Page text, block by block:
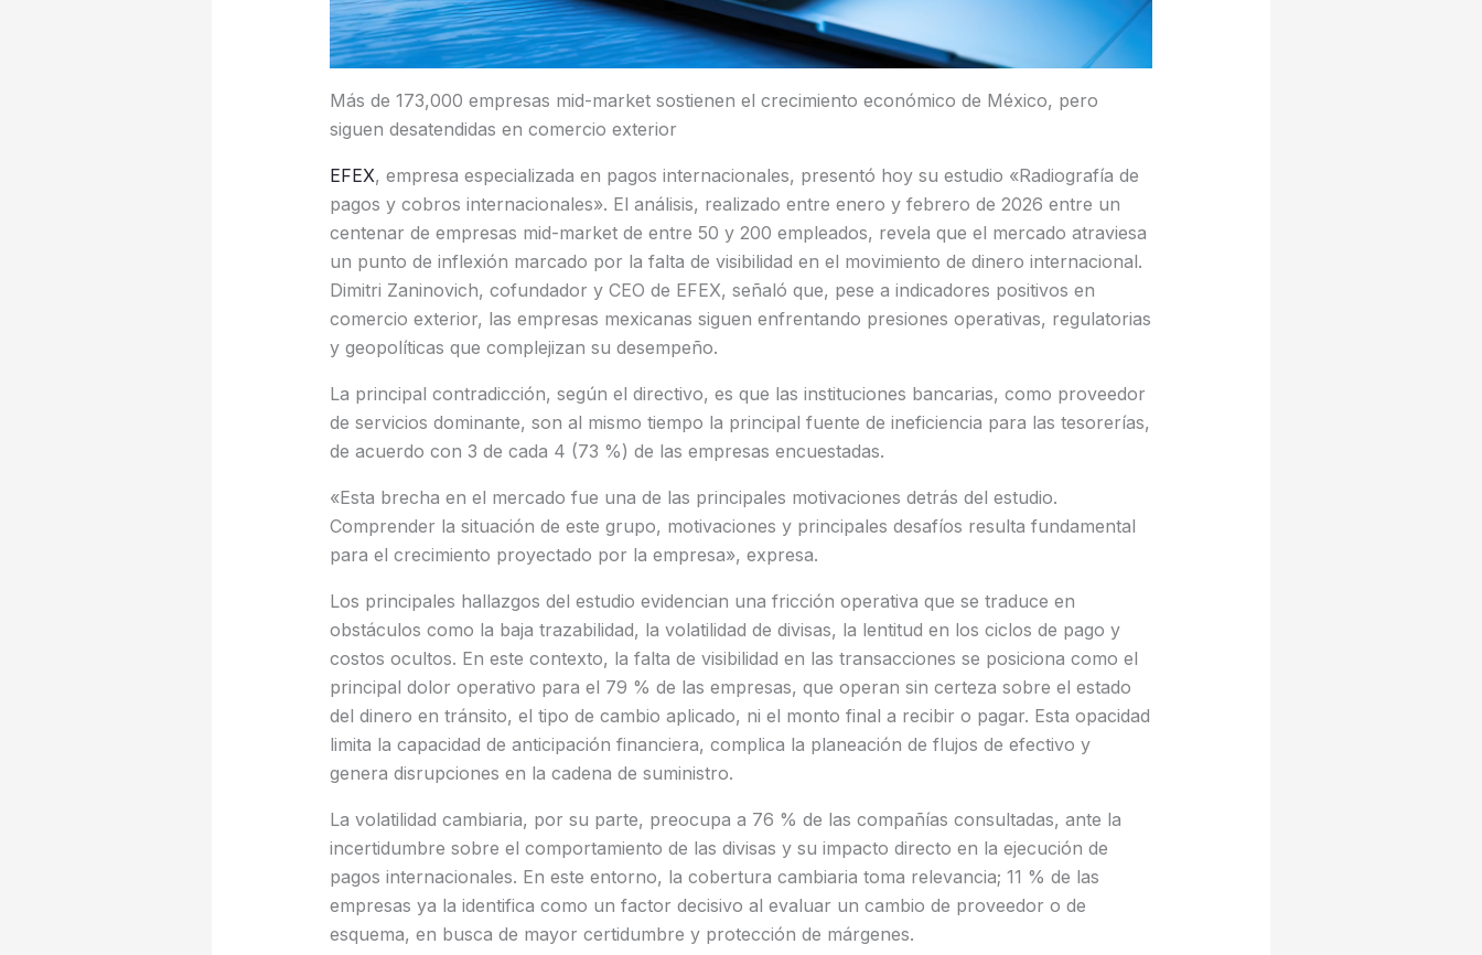
Más de 173,000 empresas mid-market sostienen el crecimiento económico de México, pero
siguen desatendidas en comercio exterior
EFEX, empresa especializada en pagos internacionales, presentó hoy su estudio «Radiografía de
pagos y cobros internacionales». El análisis, realizado entre enero y febrero de 2026 entre un
centenar de empresas mid-market de entre 50 y 200 empleados, revela que el mercado atraviesa
un punto de inflexión marcado por la falta de visibilidad en el movimiento de dinero internacional.
Dimitri Zaninovich, cofundador y CEO de EFEX, señaló que, pese a indicadores positivos en
comercio exterior, las empresas mexicanas siguen enfrentando presiones operativas, regulatorias
y geopolíticas que complejizan su desempeño.
La principal contradicción, según el directivo, es que las instituciones bancarias, como proveedor
de servicios dominante, son al mismo tiempo la principal fuente de ineficiencia para las tesorerías,
de acuerdo con 3 de cada 4 (73 %) de las empresas encuestadas.
«Esta brecha en el mercado fue una de las principales motivaciones detrás del estudio.
Comprender la situación de este grupo, motivaciones y principales desafíos resulta fundamental
para el crecimiento proyectado por la empresa», expresa.
Los principales hallazgos del estudio evidencian una fricción operativa que se traduce en
obstáculos como la baja trazabilidad, la volatilidad de divisas, la lentitud en los ciclos de pago y
costos ocultos. En este contexto, la falta de visibilidad en las transacciones se posiciona como el
principal dolor operativo para el 79 % de las empresas, que operan sin certeza sobre el estado
del dinero en tránsito, el tipo de cambio aplicado, ni el monto final a recibir o pagar. Esta opacidad
limita la capacidad de anticipación financiera, complica la planeación de flujos de efectivo y
genera disrupciones en la cadena de suministro.
La volatilidad cambiaria, por su parte, preocupa a 76 % de las compañías consultadas, ante la
incertidumbre sobre el comportamiento de las divisas y su impacto directo en la ejecución de
pagos internacionales. En este entorno, la cobertura cambiaria toma relevancia; 11 % de las
empresas ya la identifica como un factor decisivo al evaluar un cambio de proveedor o de
esquema, en busca de mayor certidumbre y protección de márgenes.